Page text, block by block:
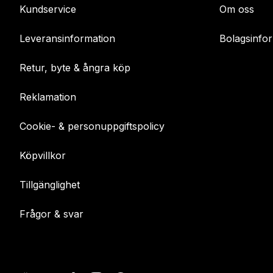
Kundservice
Leveransinformation
Retur, byte & ångra köp
Reklamation
Cookie- & personuppgiftspolicy
Köpvillkor
Tillgänglighet
Frågor & svar
Om oss